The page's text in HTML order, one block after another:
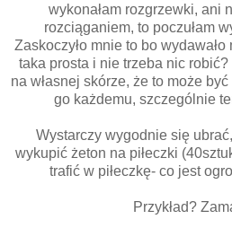
wykonałam rozgrzewki, ani
rozciąganiem, to poczułam
Zaskoczyło mnie to bo
taka prosta i nie trzeba nic
na własnej skórze, że to może
go każdemu, szczególnie
Wystarczy wygodnie się
wykupić żeton na piłeczki
trafić w piłeczkę- co jest
Przykład?